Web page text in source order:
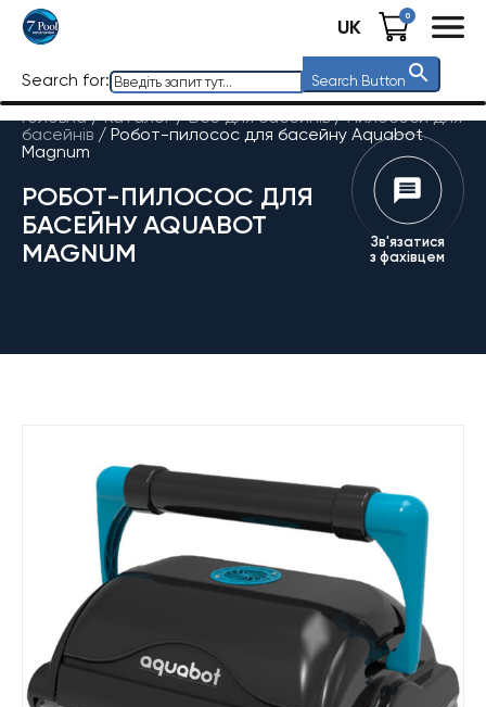
UK 0
Search for: Search Button
Головна / Каталог/Все для басейнів/Пилососи для
басейнів / Робот-пилосос для басейну Aquabot
Magnum
РОБОТ-ПИЛОСОС ДЛЯ
БАСЕЙНУ AQUABOT
MAGNUM
Зв'язатися
з фахівцем